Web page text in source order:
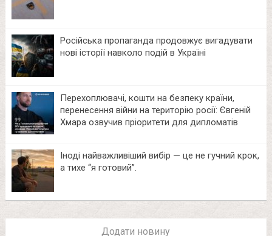
Російська пропаганда продовжує вигадувати
нові історії навколо подій в Україні
Перехоплювачі, кошти на безпеку країни,
перенесення війни на територію росії: Євгеній
Хмара озвучив пріоритети для дипломатів
Іноді найважливіший вибір — це не гучний крок,
а тихе “я готовий”.
Додати новину